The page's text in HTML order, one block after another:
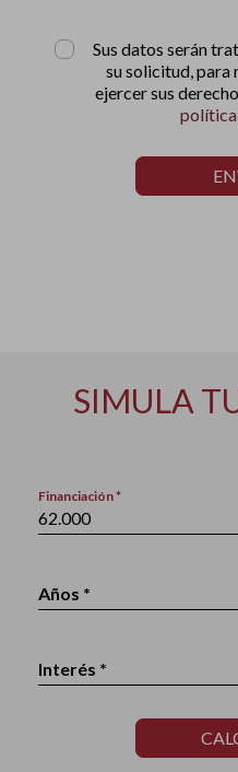
Sus datos serán
su solicitud, para
ejercer sus
SIMULA
Financiación *
Años *
Interés *